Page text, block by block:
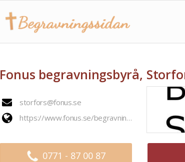
Fonus begravningsbyrå,
storfors@fonus.se
https://www.fonus.se/begravningsbyra/storfors/
0771 - 87 00 87